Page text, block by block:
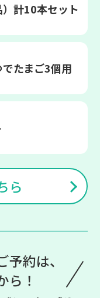
計10本セット
でたまご3個用
ら
約は、
ら！